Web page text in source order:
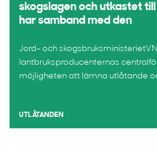
skogslagen och utkastet
har samband med den
Jord- och
lantbruksproducenternas
möjligheten att lämna utlåtande
UTLÅTANDEN